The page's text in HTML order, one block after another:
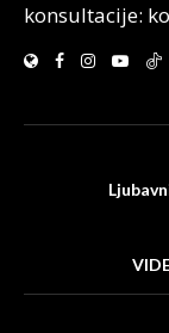
konsultacije: